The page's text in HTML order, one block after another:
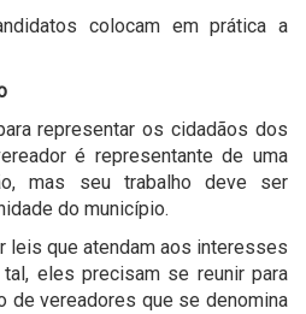
colocam em prática a
representar os cidadãos dos
é representante de uma
mas seu trabalho deve ser
do município.
leis que atendam aos interesses
eles precisam se reunir para
de vereadores que se denomina